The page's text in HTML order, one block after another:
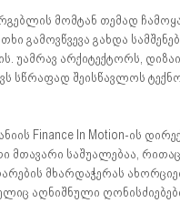
მომტან თემად
გამოვწვევა გახდა
უამრავ არქიტექტორს,
სწრაფად შეისწავლოს
Finance In Motion-ის
მთავარი საშუალებაა,
მხარდაჭერას
აღნიშნული